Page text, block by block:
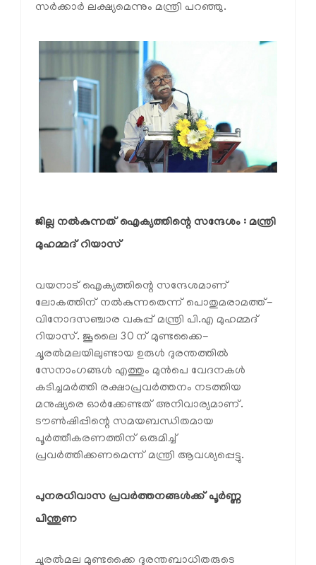
സര്‍ക്കാര്‍ ലക്ഷ്യമെന്നും മന്ത്രി പറഞ്ഞു.
ജില്ല നല്‍കുന്നത് ഐക്യത്തിന്റെ സന്ദേശം : മന്ത്രി
മുഹമ്മദ് റിയാസ്
വയനാട് ഐക്യത്തിന്റെ സന്ദേശമാണ്
ലോകത്തിന് നല്‍കുന്നതെന്ന് പൊതുമരാമത്ത്-
വിനോദസഞ്ചാര വകുപ്പ് മന്ത്രി പി.എ മുഹമ്മദ്
റിയാസ്. ജൂലൈ 30 ന് മുണ്ടക്കൈ-
ചൂരല്‍മലയിലുണ്ടായ ഉരുള്‍ ദുരന്തത്തില്‍
സേനാംഗങ്ങള്‍ എത്തും മുന്‍പെ വേദനകള്‍
കടിച്ചമര്‍ത്തി രക്ഷാപ്രവര്‍ത്തനം നടത്തിയ
മനുഷ്യരെ ഓര്‍ക്കേണ്ടത് അനിവാര്യമാണ്.
ടൗണ്‍ഷിപ്പിന്റെ സമയബന്ധിതമായ
പൂര്‍ത്തീകരണത്തിന് ഒരുമിച്ച്
പ്രവര്‍ത്തിക്കണമെന്ന് മന്ത്രി ആവശ്യപ്പെട്ടു.
പുനരധിവാസ പ്രവര്‍ത്തനങ്ങള്‍ക്ക് പൂര്‍ണ്ണ
പിന്തുണ
ചൂരല്‍മല മുണ്ടക്കൈ ദുരന്തബാധിതരുടെ